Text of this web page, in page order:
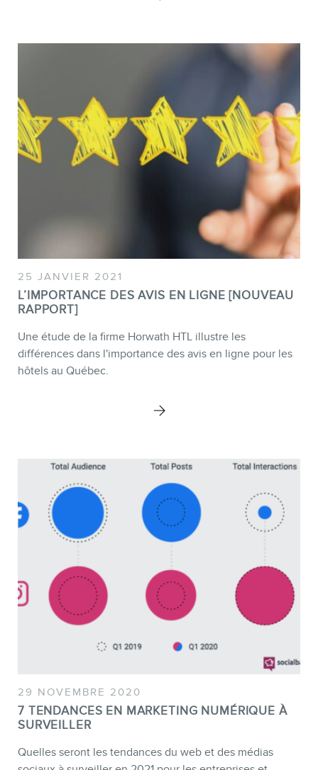
25 JANVIER 2021
L’IMPORTANCE DES AVIS EN LIGNE [NOUVEAU
RAPPORT]
Une étude de la firme Horwath HTL illustre les
différences dans l'importance des avis en ligne pour les
hôtels au Québec.
29 NOVEMBRE 2020
7 TENDANCES EN MARKETING NUMÉRIQUE À
SURVEILLER
Quelles seront les tendances du web et des médias